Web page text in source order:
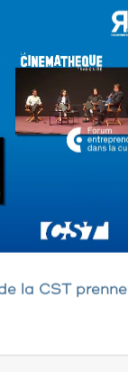
la CST